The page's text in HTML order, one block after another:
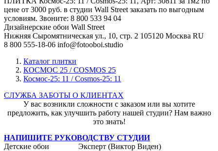
цене от 3000 руб. в студии Wall Street заказать по выгодным
условиям. Звоните: 8 800 533 94 04
Дизайнерские обои Wall Street
Нижняя Сыромятническая ул., 10, стр. 2 105120 Москва RU
8 800 555-18-06 info@fotooboi.studio
Каталог плитки
КОСМОС 25 / COSMOS 25
Космос-25: 11 / Cosmos-25: 11
СЛУЖБА ЗАБОТЫ О КЛИЕНТАХ
У вас возникли сложности с заказом или вы хотите
предложить, как улучшить работу нашей студии? Нам важно
это знать!
НАПИШИТЕ РУКОВОДСТВУ СТУДИИ
Детские обои
Эксперт (Виктор Виден)